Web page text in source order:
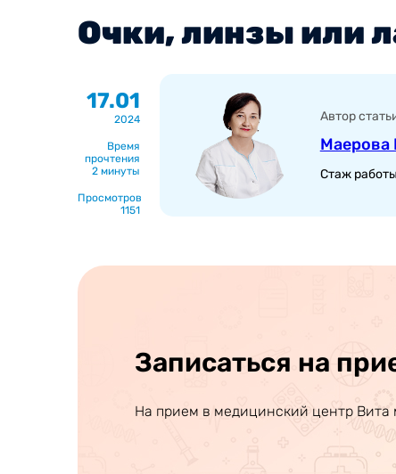
Очки, линзы или
17.01
2024
Время
прочтения
2 минуты
Просмотров
1151
Автор
Маерова
Стаж
Записаться на
На прием в медицинский центр Вита